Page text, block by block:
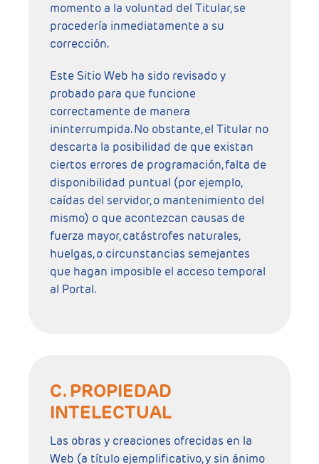
momento a la voluntad del Titular, se
procedería inmediatamente a su
corrección.
Este Sitio Web ha sido revisado y
probado para que funcione
correctamente de manera
ininterrumpida. No obstante, el Titular no
descarta la posibilidad de que existan
ciertos errores de programación, falta de
disponibilidad puntual (por ejemplo,
caídas del servidor, o mantenimiento del
mismo) o que acontezcan causas de
fuerza mayor, catástrofes naturales,
huelgas, o circunstancias semejantes
que hagan imposible el acceso temporal
al Portal.
C. PROPIEDAD
INTELECTUAL
Las obras y creaciones ofrecidas en la
Web (a título ejemplificativo, y sin ánimo